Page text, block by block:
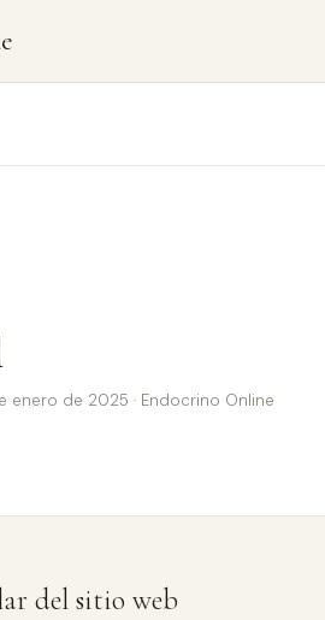
enero de 2025 · Endocrino Online
del sitio web